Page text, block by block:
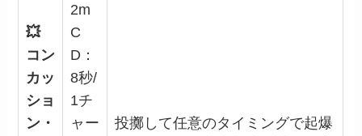
💥
コン
カッ
ショ
ン・
2m
C
D：
8秒/
1チ
ャー
投擲して任意のタイミングで起爆